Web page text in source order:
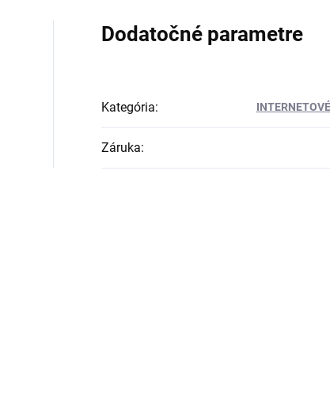
Dodatočné parametre
Kategória:
Záruka: